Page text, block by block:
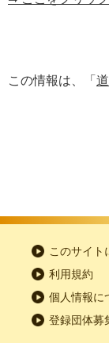
この情報は、「
このサイト
利用規約
個人情報に
登録団体募